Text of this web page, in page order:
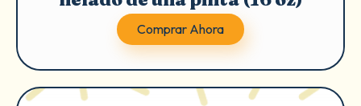
Comprar Ahora